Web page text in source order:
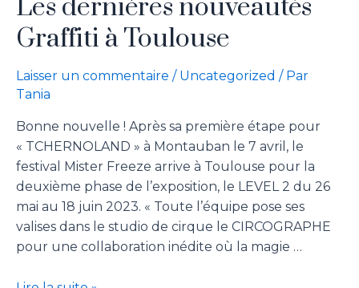
Les dernières nouveautés
Graffiti à Toulouse
Laisser un commentaire / Uncategorized / Par
Tania
Bonne nouvelle ! Après sa première étape pour
« TCHERNOLAND » à Montauban le 7 avril, le
festival Mister Freeze arrive à Toulouse pour la
deuxième phase de l’exposition, le LEVEL 2 du 26
mai au 18 juin 2023. « Toute l’équipe pose ses
valises dans le studio de cirque le CIRCOGRAPHE
pour une collaboration inédite où la magie …